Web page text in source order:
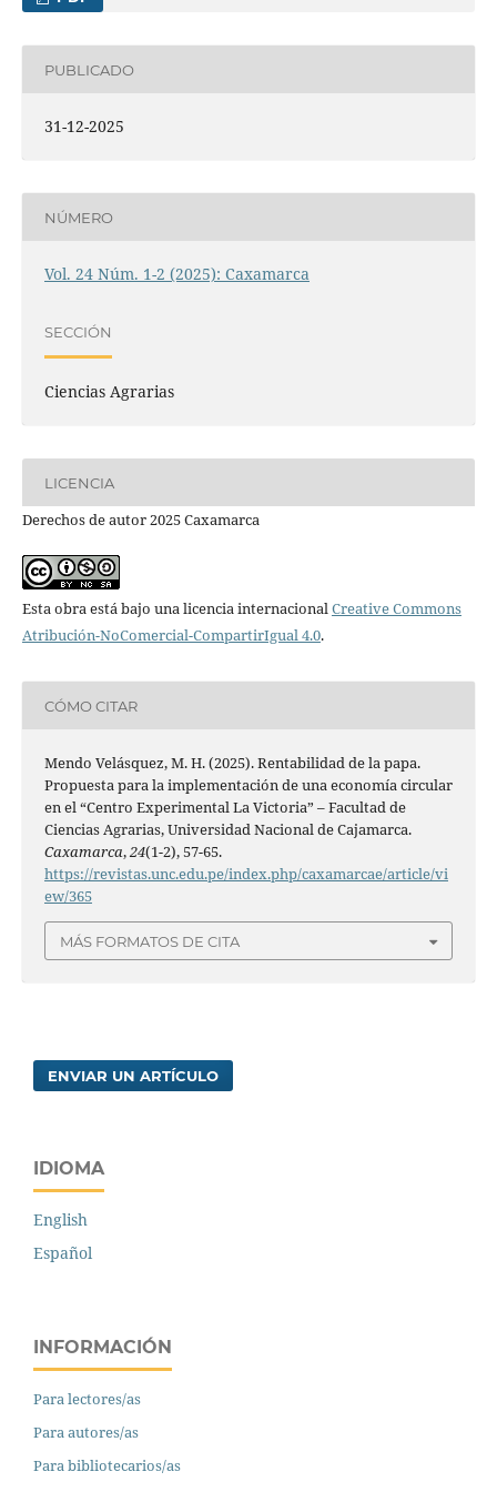
PUBLICADO
31-12-2025
NÚMERO
Vol. 24 Núm. 1-2 (2025): Caxamarca
SECCIÓN
Ciencias Agrarias
LICENCIA
Derechos de autor 2025 Caxamarca
Esta obra está bajo una licencia internacionalCreative Commons
Atribución-NoComercial-CompartirIgual 4.0.
CÓMO CITAR
Mendo Velásquez, M. H. (2025). Rentabilidad de la papa.
Propuesta para la implementación de una economía circular
en el “Centro Experimental La Victoria” – Facultad de
Ciencias Agrarias, Universidad Nacional de Cajamarca.
Caxamarca,24(1-2), 57-65.
https://revistas.unc.edu.pe/index.php/caxamarcae/article/vi
ew/365
MÁS FORMATOS DE CITA
ENVIAR UN ARTÍCULO
IDIOMA
English
Español
INFORMACIÓN
Para lectores/as
Para autores/as
Para bibliotecarios/as